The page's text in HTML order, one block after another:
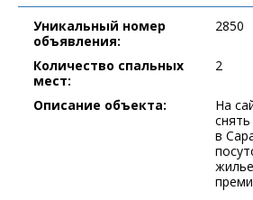
Уникальный номер
объявления:
2850
Количество спальных
мест:
2
Описание объекта:
На
в